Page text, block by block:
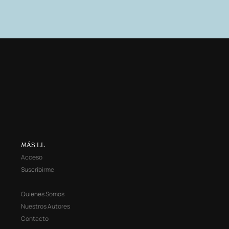
MÁS LL
Acceso
Suscribirme
Quienes Somos
Nuestros Autores
Contacto